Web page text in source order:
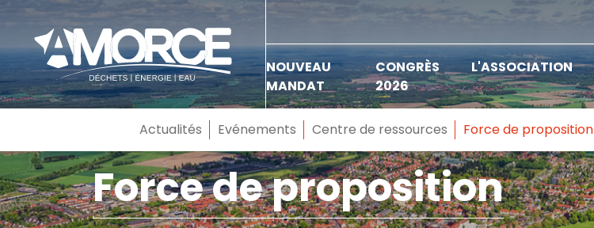
NOUVEAU
MANDAT
CONGRÈS
2026
L'ASSOCIATION
Actualités Evénements Centre de ressources Force de proposition
Force de proposition